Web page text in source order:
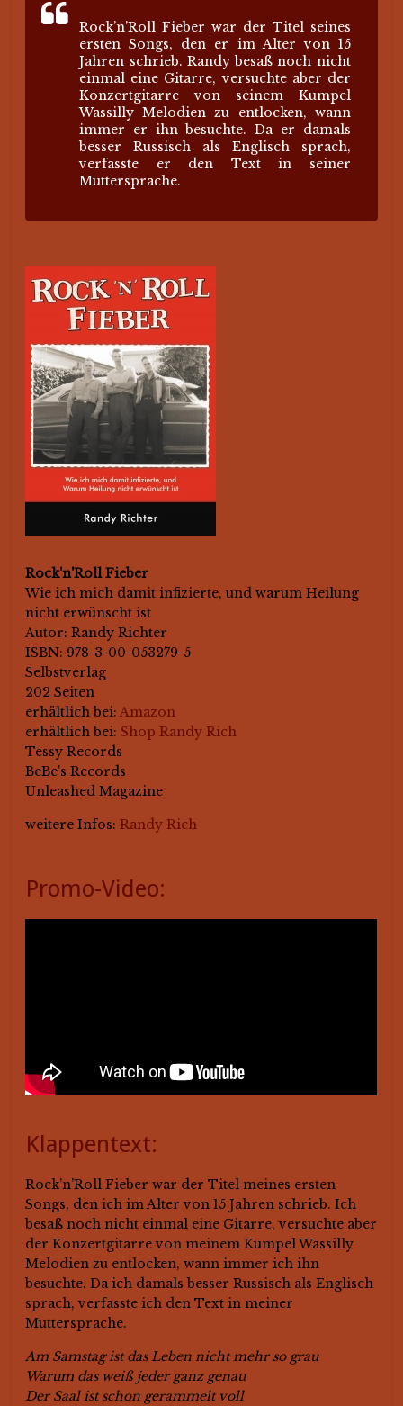
Rock’n’Roll Fieber war der Titel seines
ersten Songs, den er im Alter von 15
Jahren schrieb. Randy besaß noch nicht
einmal eine Gitarre, versuchte aber der
Konzertgitarre von seinem Kumpel
Wassilly Melodien zu entlocken, wann
immer er ihn besuchte. Da er damals
besser Russisch als Englisch sprach,
verfasste er den Text in seiner
Muttersprache.
Rock'n'Roll Fieber
Wie ich mich damit infizierte, und warum Heilung
nicht erwünscht ist
Autor: Randy Richter
ISBN: 978-3-00-053279-5
Selbstverlag
202 Seiten
erhältlich bei:Amazon
erhältlich bei:Shop Randy Rich
Tessy Records
BeBe's Records
Unleashed Magazine
weitere Infos:Randy Rich
Promo-Video:
Klappentext:
Rock’n’Roll Fieber war der Titel meines ersten
Songs, den ich im Alter von 15 Jahren schrieb. Ich
besaß noch nicht einmal eine Gitarre, versuchte aber
der Konzertgitarre von meinem Kumpel Wassilly
Melodien zu entlocken, wann immer ich ihn
besuchte. Da ich damals besser Russisch als Englisch
sprach, verfasste ich den Text in meiner
Muttersprache.
Am Samstag ist das Leben nicht mehr so grau
Warum das weiß jeder ganz genau
Der Saal ist schon gerammelt voll